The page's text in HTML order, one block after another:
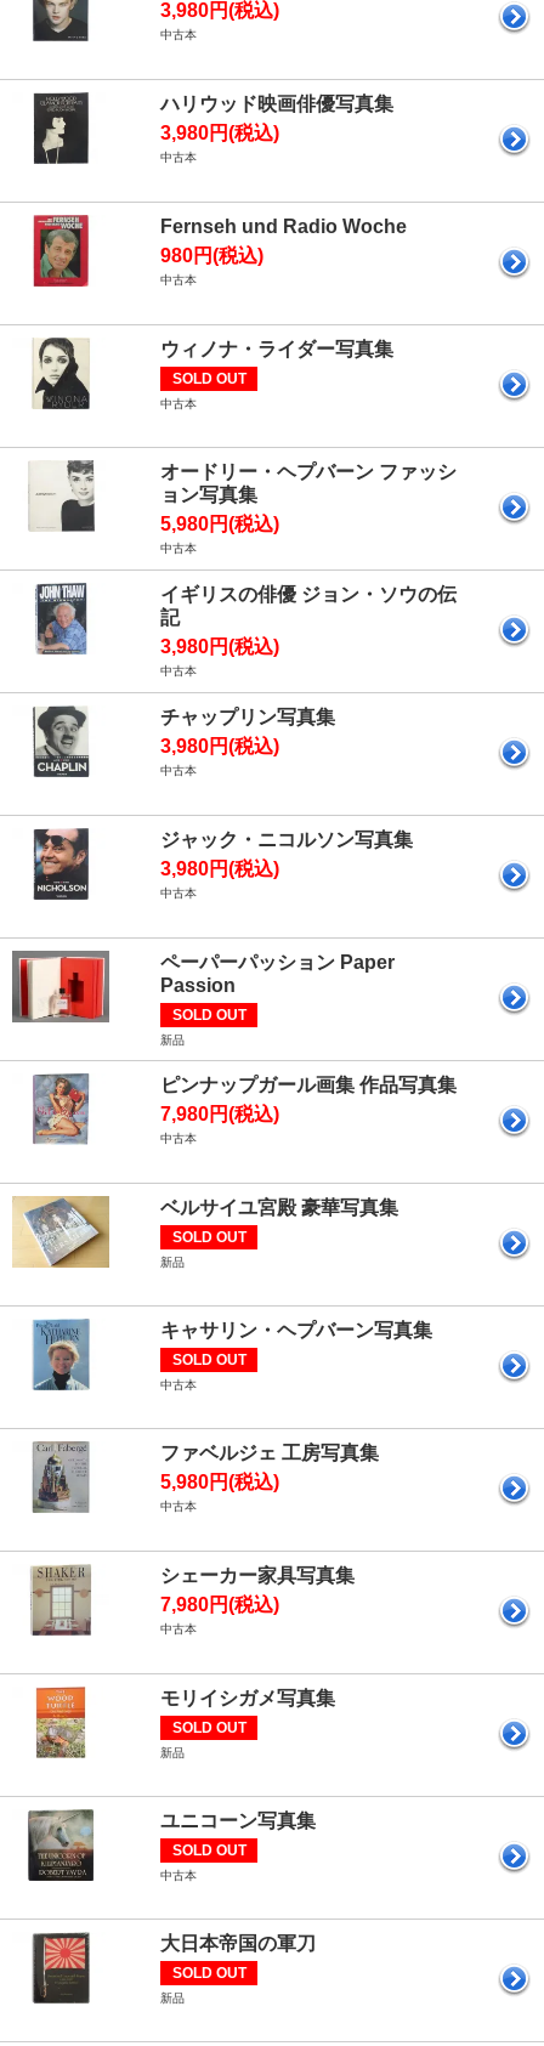
3,980円(税込)
中古本
ハリウッド映画俳優写真集
3,980円(税込)
中古本
Fernseh und Radio Woche
980円(税込)
中古本
ウィノナ・ライダー写真集
SOLD OUT
中古本
オードリー・ヘプバーン ファッシ
ョン写真集
5,980円(税込)
中古本
イギリスの俳優 ジョン・ソウの伝
記
3,980円(税込)
中古本
チャップリン写真集
3,980円(税込)
中古本
ジャック・ニコルソン写真集
3,980円(税込)
中古本
ペーパーパッション Paper
Passion
SOLD OUT
新品
ピンナップガール画集 作品写真集
7,980円(税込)
中古本
ベルサイユ宮殿 豪華写真集
SOLD OUT
新品
キャサリン・ヘプバーン写真集
SOLD OUT
中古本
ファベルジェ 工房写真集
5,980円(税込)
中古本
シェーカー家具写真集
7,980円(税込)
中古本
モリイシガメ写真集
SOLD OUT
新品
ユニコーン写真集
SOLD OUT
中古本
大日本帝国の軍刀
SOLD OUT
新品